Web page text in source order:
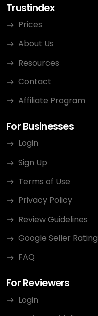
Trustindex
Prices
About Us
Resources
Contact
Affiliate Program
For Businesses
Login
Sign Up
Terms of Use
Privacy Policy
Review Guidelines
Google Seller Rating
FAQ
For Reviewers
Login